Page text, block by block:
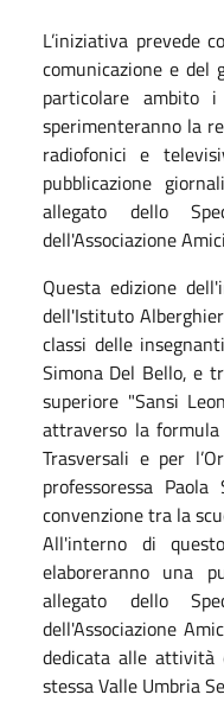
L’iniziativa prevede
comunicazione e del
particolare ambito i
sperimenteranno la
radiofonici e
pubblicazione
allegato dello
dell'Associazione
Questa edizione
dell'Istituto
classi delle
Simona Del Bello, e
superiore "Sansi
attraverso la
Trasversali e per
professoressa
convenzione tra la
All'interno di
elaboreranno una
allegato dello
dell'Associazione
dedicata alle
stessa Valle Umbria